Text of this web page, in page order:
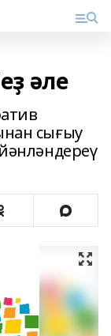
әле
сығыу